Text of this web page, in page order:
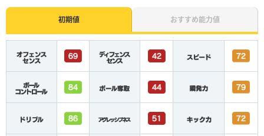
初期値 おすすめ能力値